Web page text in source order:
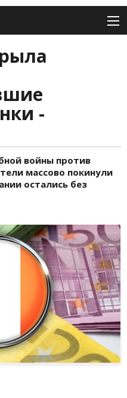
-
войны против
массово покинули
остались без